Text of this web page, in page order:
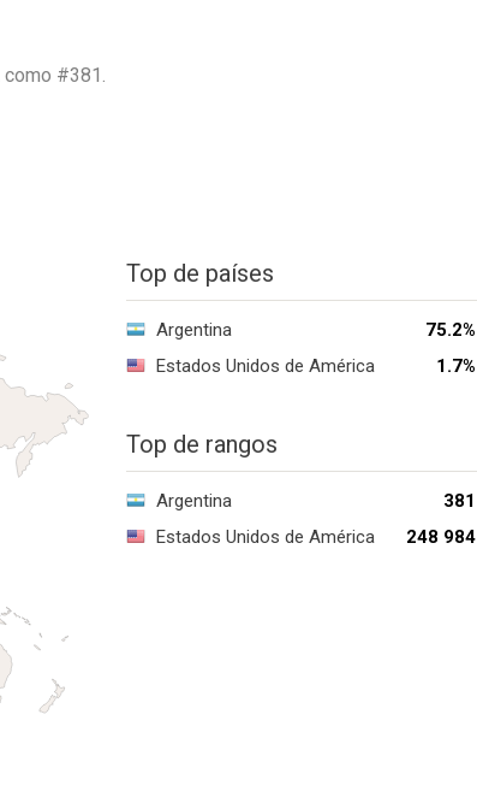
como #381.
Top de países
Argentina
75.2%
Estados Unidos de América
1.7%
Top de rangos
Argentina
381
Estados Unidos de América
248 984